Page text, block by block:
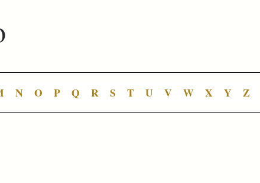
N O P Q R S T U V W X Y Z